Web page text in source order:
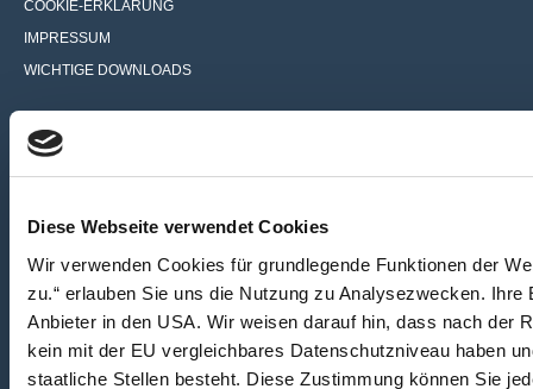
Diese Webseite verwendet Cookies
Wir verwenden Cookies für grundlegende Funktionen der
zu.“ erlauben Sie uns die Nutzung zu Analysezwecken.
Anbieter in den USA. Wir weisen darauf hin, dass nach der
kein mit der EU vergleichbares Datenschutzniveau haben
staatliche Stellen besteht. Diese Zustimmung können Sie
COOKIE-ERKLÄRUNG
IMPRESSUM
WICHTIGE DOWNLOADS
Kanzlei
Schlottke-Wegner – Reinarz
60322 Frankfurt am Main
+49 (0) 69 – 24 14 03 – 76